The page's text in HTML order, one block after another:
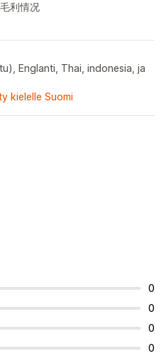
利情况
Englanti, Thai, indonesia, ja
kielelle Suomi
0
0
0
0